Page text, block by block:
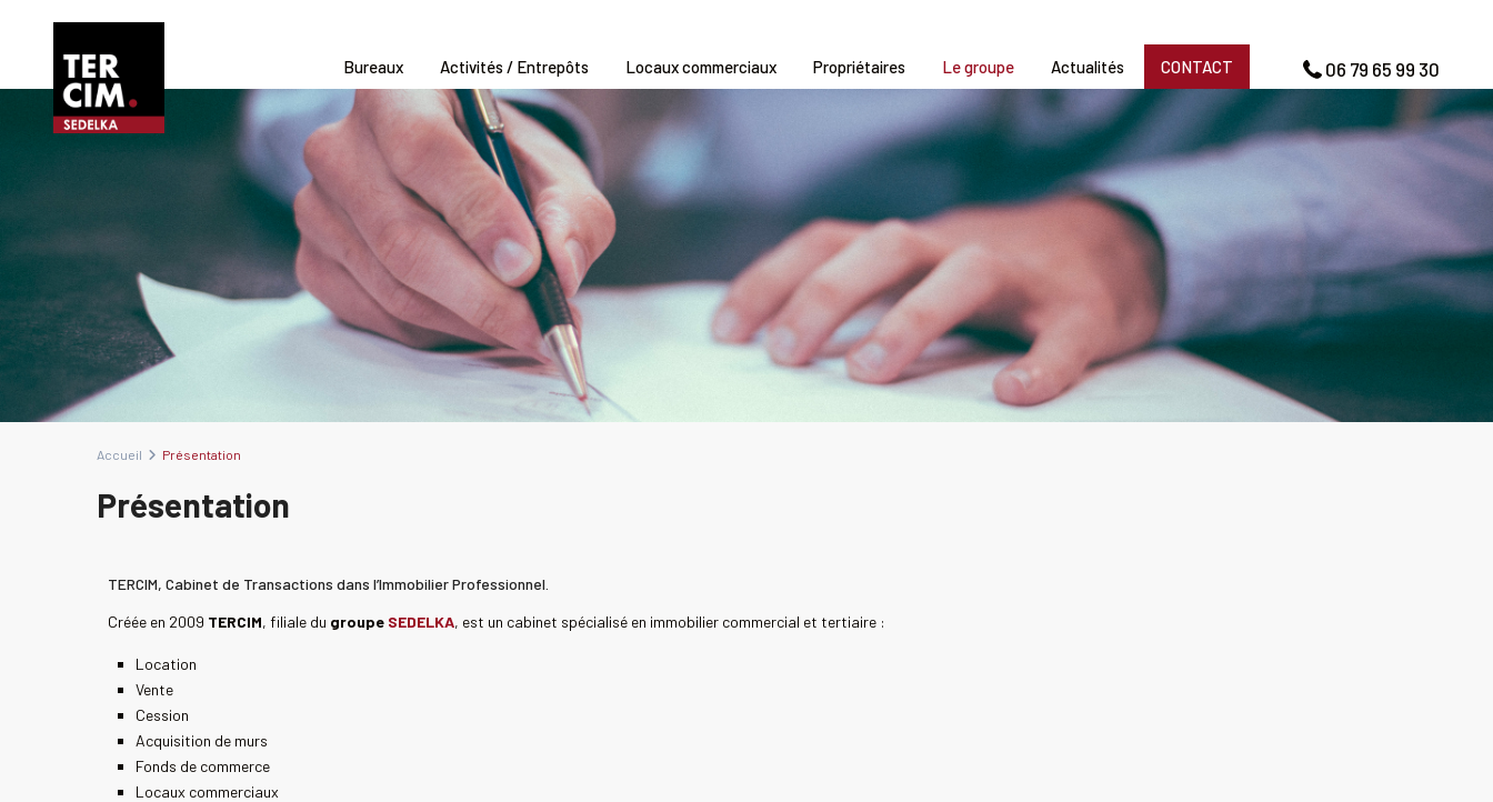
Bureaux Activités / Entrepôts Locaux commerciaux Propriétaires Le groupe Actualités CONTACT 06 79 65 99 30
Accueil Présentation
Présentation
TERCIM, Cabinet de Transactions dans l’Immobilier Professionnel.
Créée en 2009 TERCIM, filiale du groupe SEDELKA, est un cabinet spécialisé en immobilier commercial et tertiaire :
Location
Vente
Cession
Acquisition de murs
Fonds de commerce
Locaux commerciaux